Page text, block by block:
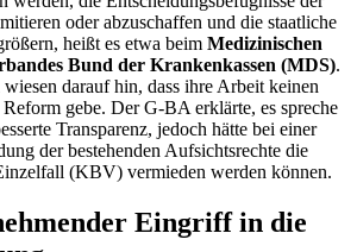
oder abzuschaffen und die staatliche
heißt es etwa beim Medizinischen
Bund der Krankenkassen (MDS).
darauf hin, dass ihre Arbeit keinen
gebe. Der G-BA erklärte, es spreche
Transparenz, jedoch hätte bei einer
der bestehenden Aufsichtsrechte die
(KBV) vermieden werden können.
Eingriff in die